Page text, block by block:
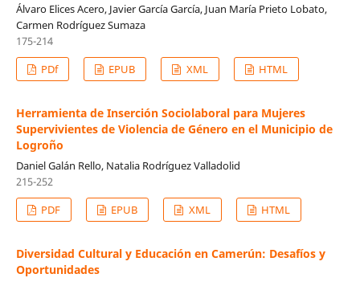
Álvaro Elices Acero, Javier García García, Juan María Prieto Lobato,
Carmen Rodríguez Sumaza
175-214
PDf
EPUB XML HTML
Herramienta de Inserción Sociolaboral para Mujeres
Supervivientes de Violencia de Género en el Municipio de
Logroño
Daniel Galán Rello, Natalia Rodríguez Valladolid
215-252
PDF
EPUB XML HTML
Diversidad Cultural y Educación en Camerún: Desafíos y
Oportunidades